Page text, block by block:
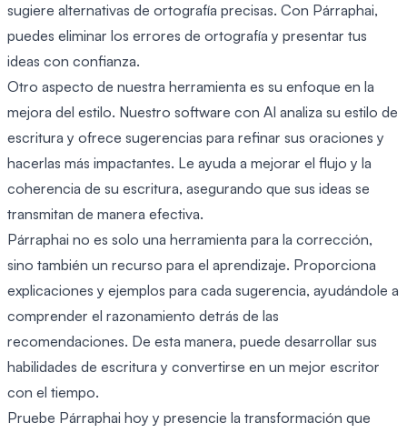
sugiere alternativas de ortografía precisas. Con Párraphai,
puedes eliminar los errores de ortografía y presentar tus
ideas con confianza.
Otro aspecto de nuestra herramienta es su enfoque en la
mejora del estilo. Nuestro software con AI analiza su estilo de
escritura y ofrece sugerencias para refinar sus oraciones y
hacerlas más impactantes. Le ayuda a mejorar el flujo y la
coherencia de su escritura, asegurando que sus ideas se
transmitan de manera efectiva.
Párraphai no es solo una herramienta para la corrección,
sino también un recurso para el aprendizaje. Proporciona
explicaciones y ejemplos para cada sugerencia, ayudándole a
comprender el razonamiento detrás de las
recomendaciones. De esta manera, puede desarrollar sus
habilidades de escritura y convertirse en un mejor escritor
con el tiempo.
Pruebe Párraphai hoy y presencie la transformación que